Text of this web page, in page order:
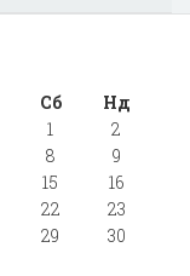
Сб
Нд
1
2
8
9
15
16
22
23
29
30